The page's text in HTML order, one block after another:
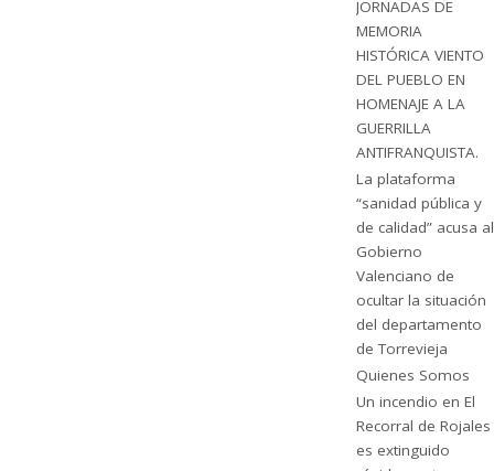
JORNADAS DE
MEMORIA
HISTÓRICA VIENTO
DEL PUEBLO EN
HOMENAJE A LA
GUERRILLA
ANTIFRANQUISTA.
La plataforma
“sanidad pública y
de calidad” acusa al
Gobierno
Valenciano de
ocultar la situación
del departamento
de Torrevieja
Quienes Somos
Un incendio en El
Recorral de Rojales
es extinguido